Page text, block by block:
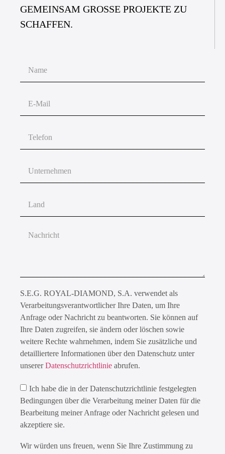
GEMEINSAM GROSSE PROJEKTE ZU
SCHAFFEN.
S.E.G. ROYAL-DIAMOND, S.A. verwendet als
Verarbeitungsverantwortlicher Ihre Daten, um Ihre
Anfrage oder Nachricht zu beantworten. Sie können auf
Ihre Daten zugreifen, sie ändern oder löschen sowie
weitere Rechte wahrnehmen, indem Sie zusätzliche und
detailliertere Informationen über den Datenschutz unter
unsererDatenschutzrichtlinie abrufen.
Ich habe die in der Datenschutzrichtlinie festgelegten
Bedingungen über die Verarbeitung meiner Daten für die
Bearbeitung meiner Anfrage oder Nachricht gelesen und
akzeptiere sie.
Wir würden uns freuen, wenn Sie Ihre Zustimmung zu